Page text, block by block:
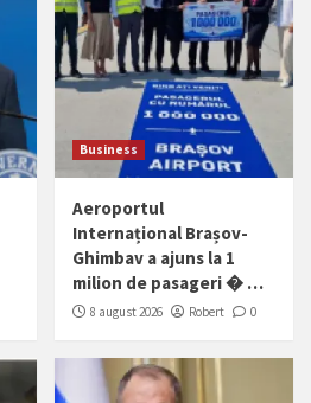
Business
Aeroportul
Internațional Brașov-
Ghimbav a ajuns la 1
milion de pasageri � …
8 august 2026 Robert 0